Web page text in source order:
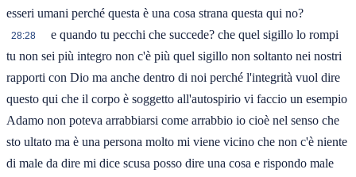
esseri umani perché questa è una cosa strana questa qui no?
28:28
e quando tu pecchi che succede? che quel sigillo lo rompi
tu non sei più integro non c'è più quel sigillo non soltanto nei nostri
rapporti con Dio ma anche dentro di noi perché l'integrità vuol dire
questo qui che il corpo è soggetto all'autospirio vi faccio un esempio
Adamo non poteva arrabbiarsi come arrabbio io cioè nel senso che
sto ultato ma è una persona molto mi viene vicino che non c'è niente
di male da dire mi dice scusa posso dire una cosa e rispondo male